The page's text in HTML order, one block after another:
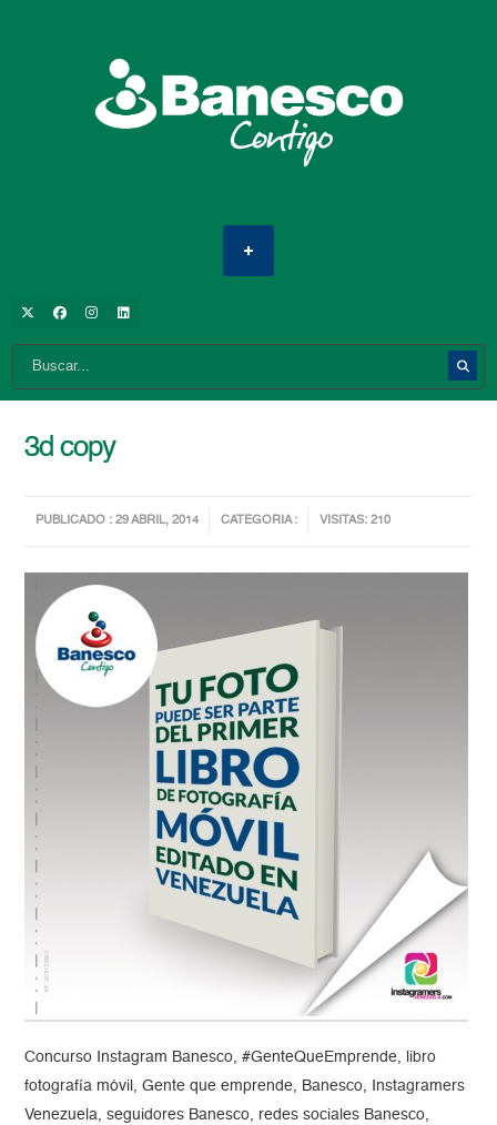
3d copy
PUBLICADO : 29 ABRIL, 2014 CATEGORIA : VISITAS: 210
Concurso Instagram Banesco, #GenteQueEmprende, libro
fotografía móvil, Gente que emprende, Banesco, Instagramers
Venezuela, seguidores Banesco, redes sociales Banesco,